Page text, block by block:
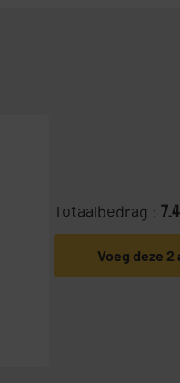
Totaalbedrag :
Voeg deze